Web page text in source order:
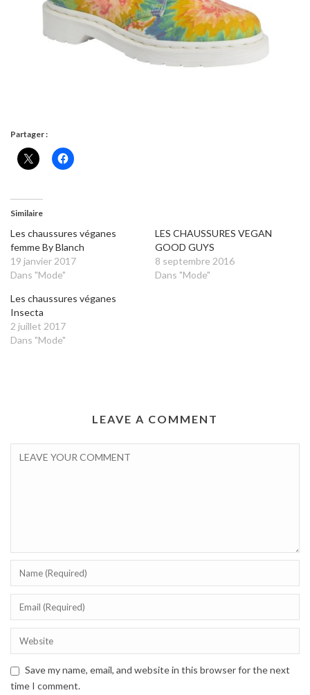
Partager :
Similaire
Les chaussures véganes
femme By Blanch
19 janvier 2017
Dans "Mode"
LES CHAUSSURES VEGAN
GOOD GUYS
8 septembre 2016
Dans "Mode"
Les chaussures véganes
Insecta
2 juillet 2017
Dans "Mode"
LEAVE A COMMENT
Save my name, email, and website in this browser for the next
time I comment.